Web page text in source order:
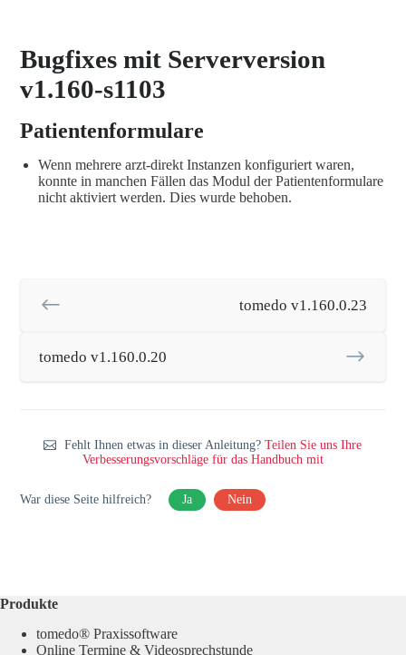
Bugfixes mit Serverversion
v1.160-s1103
Patientenformulare
Wenn mehrere arzt-direkt Instanzen konfiguriert waren,
konnte in manchen Fällen das Modul der Patientenformulare
nicht aktiviert werden. Dies wurde behoben.
tomedo v1.160.0.23
tomedo v1.160.0.20
Fehlt Ihnen etwas in dieser Anleitung?Teilen Sie uns Ihre
Verbesserungsvorschläge für das Handbuch mit
War diese Seite hilfreich? Ja Nein
Produkte
tomedo® Praxissoftware
Online Termine & Videosprechstunde